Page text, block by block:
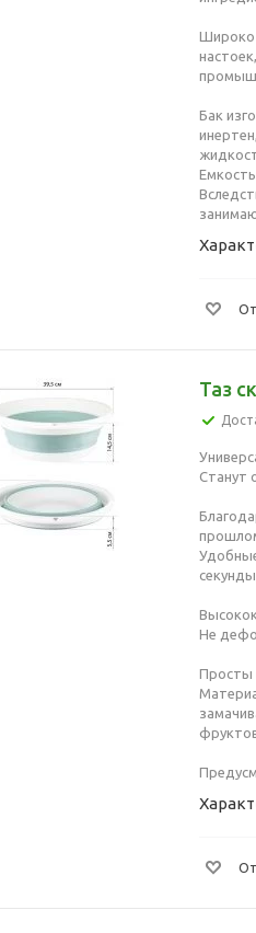
Широко
Бак
Таз
Станут
Не
Просты